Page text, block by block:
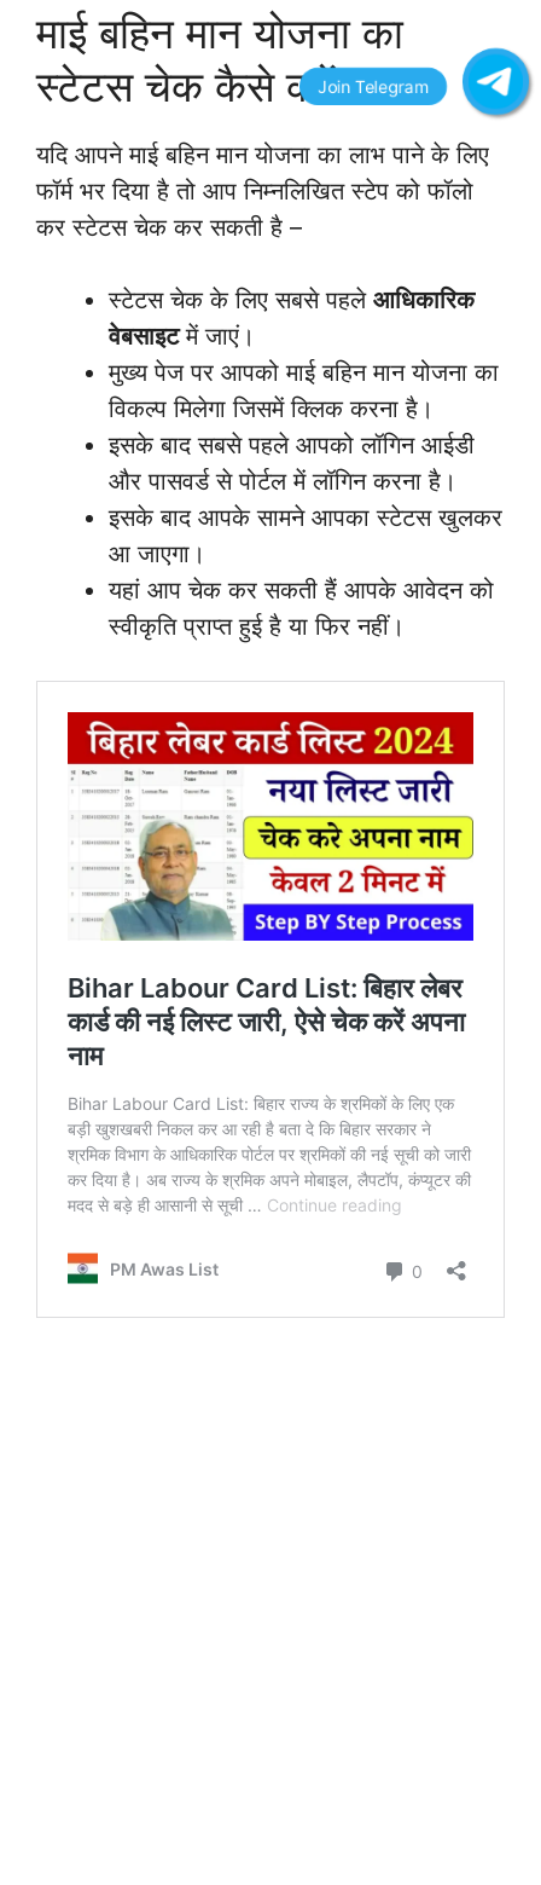
माई बहिन मान योजना का
स्टेटस चेक कैसे करें?
यदि आपने माई बहिन मान योजना का लाभ पाने के लिए
फॉर्म भर दिया है तो आप निम्नलिखित स्टेप को फॉलो
कर स्टेटस चेक कर सकती है –
स्टेटस चेक के लिए सबसे पहले आधिकारिक
वेबसाइटमें जाएं।
मुख्य पेज पर आपको माई बहिन मान योजना का
विकल्प मिलेगा जिसमें क्लिक करना है।
इसके बाद सबसे पहले आपको लॉगिन आईडी
और पासवर्ड से पोर्टल में लॉगिन करना है।
इसके बाद आपके सामने आपका स्टेटस खुलकर
आ जाएगा।
यहां आप चेक कर सकती हैं आपके आवेदन को
स्वीकृति प्राप्त हुई है या फिर नहीं।